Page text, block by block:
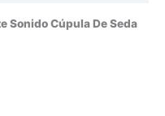
Sonido Cúpula De Seda